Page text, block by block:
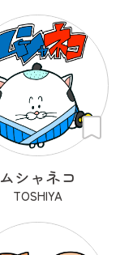
ムシャネコ
TOSHIYA